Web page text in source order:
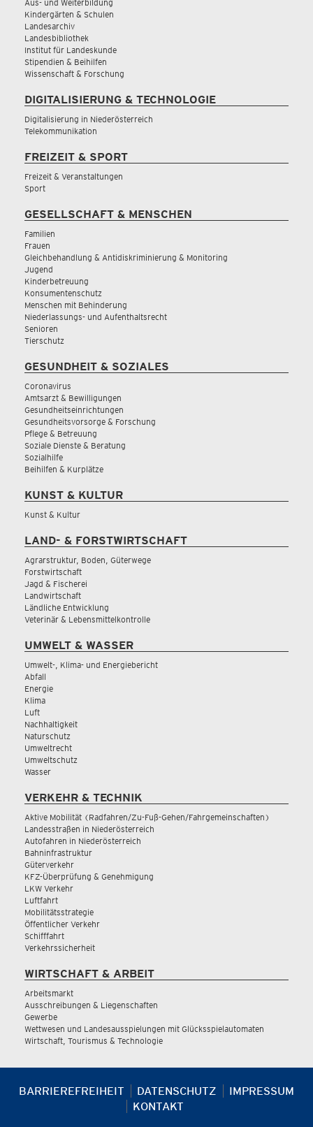
Aus- und Weiterbildung
Kindergärten & Schulen
Landesarchiv
Landesbibliothek
Institut für Landeskunde
Stipendien & Beihilfen
Wissenschaft & Forschung
DIGITALISIERUNG & TECHNOLOGIE
Digitalisierung in Niederösterreich
Telekommunikation
FREIZEIT & SPORT
Freizeit & Veranstaltungen
Sport
GESELLSCHAFT & MENSCHEN
Familien
Frauen
Gleichbehandlung & Antidiskriminierung & Monitoring
Jugend
Kinderbetreuung
Konsumentenschutz
Menschen mit Behinderung
Niederlassungs- und Aufenthaltsrecht
Senioren
Tierschutz
GESUNDHEIT & SOZIALES
Coronavirus
Amtsarzt & Bewilligungen
Gesundheitseinrichtungen
Gesundheitsvorsorge & Forschung
Pflege & Betreuung
Soziale Dienste & Beratung
Sozialhilfe
Beihilfen & Kurplätze
KUNST & KULTUR
Kunst & Kultur
LAND- & FORSTWIRTSCHAFT
Agrarstruktur, Boden, Güterwege
Forstwirtschaft
Jagd & Fischerei
Landwirtschaft
Ländliche Entwicklung
Veterinär & Lebensmittelkontrolle
UMWELT & WASSER
Umwelt-, Klima- und Energiebericht
Abfall
Energie
Klima
Luft
Nachhaltigkeit
Naturschutz
Umweltrecht
Umweltschutz
Wasser
VERKEHR & TECHNIK
Aktive Mobilität (Radfahren/Zu-Fuß-Gehen/Fahrgemeinschaften)
Landesstraßen in Niederösterreich
Autofahren in Niederösterreich
Bahninfrastruktur
Güterverkehr
KFZ-Überprüfung & Genehmigung
LKW Verkehr
Luftfahrt
Mobilitätsstrategie
Öffentlicher Verkehr
Schifffahrt
Verkehrssicherheit
WIRTSCHAFT & ARBEIT
Arbeitsmarkt
Ausschreibungen & Liegenschaften
Gewerbe
Wettwesen und Landesausspielungen mit Glücksspielautomaten
Wirtschaft, Tourismus & Technologie
BARRIEREFREIHEIT DATENSCHUTZ
IMPRESSUM
KONTAKT